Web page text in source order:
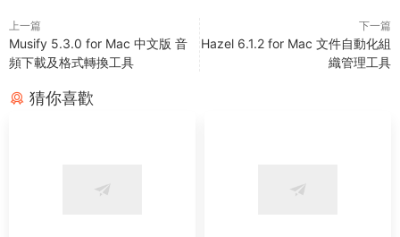
上一篇
Musify 5.3.0 for Mac 中文版 音
頻下載及格式轉換工具
下一篇
Hazel 6.1.2 for Mac 文件自動化組
織管理工具
猜你喜歡